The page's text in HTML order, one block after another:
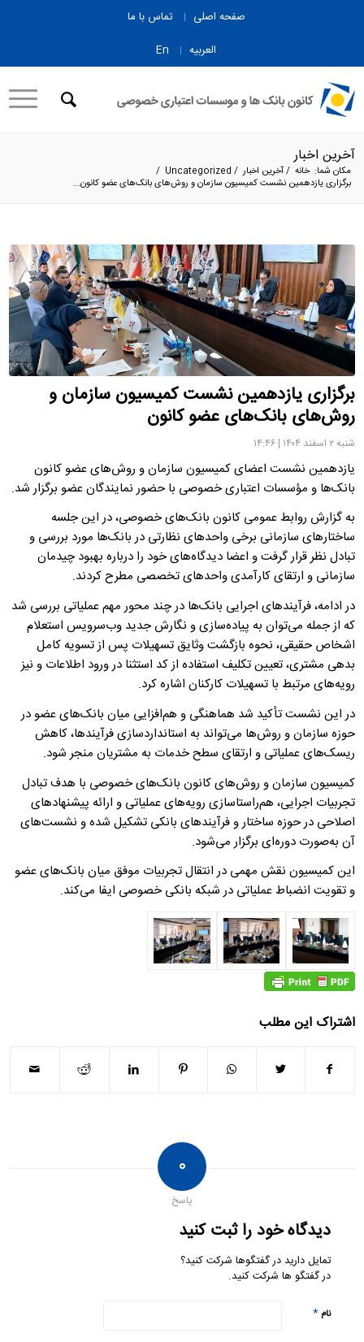
صفحه اصلی
تماس با ما
العربیه
En
آخرین اخبار
مکان شما: خانه /آخرین اخبار /
Uncategorized
/
برگزاری یازدهمین نشست کمیسیون سازمان و روش‌های بانک‌های عضو کانون...
برگزاری یازدهمین نشست کمیسیون سازمان و
روش‌های بانک‌های عضو کانون
شنبه ۲ اسفند ۱۴۰۴ | ۱۴:۴۶
یازدهمین نشست اعضای کمیسیون سازمان و روش‌های عضو کانون
بانک‌ها و مؤسسات اعتباری خصوصی با حضور نمایندگان عضو برگزار شد.
به گزارش روابط عمومی کانون بانک‌های خصوصی، در این جلسه
ساختارهای سازمانی برخی واحدهای نظارتی در بانک‌ها مورد بررسی و
تبادل نظر قرار گرفت و اعضا دیدگاه‌های خود را درباره بهبود چیدمان
سازمانی و ارتقای کارآمدی واحدهای تخصصی مطرح کردند.
در ادامه، فرآیندهای اجرایی بانک‌ها در چند محور مهم عملیاتی بررسی شد
که از جمله می‌توان به پیاده‌سازی و نگارش جدید وب‌سرویس استعلام
اشخاص حقیقی، نحوه بازگشت وثایق تسهیلات پس از تسویه کامل
بدهی مشتری، تعیین تکلیف استفاده از کد استثنا در ورود اطلاعات و نیز
رویه‌های مرتبط با تسهیلات کارکنان اشاره کرد.
در این نشست تأکید شد هماهنگی و هم‌افزایی میان بانک‌های عضو در
حوزه سازمان و روش‌ها می‌تواند به استانداردسازی فرآیندها، کاهش
ریسک‌های عملیاتی و ارتقای سطح خدمات به مشتریان منجر شود.
کمیسیون سازمان و روش‌های کانون بانک‌های خصوصی با هدف تبادل
تجربیات اجرایی، هم‌راستاسازی رویه‌های عملیاتی و ارائه پیشنهادهای
اصلاحی در حوزه ساختار و فرآیندهای بانکی تشکیل شده و نشست‌های
آن به‌صورت دوره‌ای برگزار می‌شود.
این کمیسیون نقش مهمی در انتقال تجربیات موفق میان بانک‌های عضو
و تقویت انضباط عملیاتی در شبکه بانکی خصوصی ایفا می‌کند.
اشتراک این مطلب
۰
پاسخ
دیدگاه خود را ثبت کنید
تمایل دارید در گفتگوها شرکت کنید؟
در گفتگو ها شرکت کنید.
نام*